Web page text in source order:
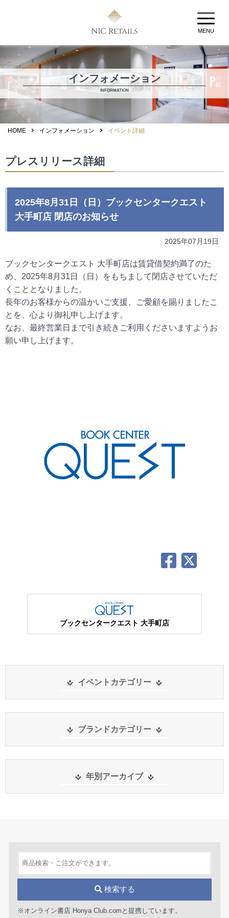
MENU
インフォメーション
INFORMATION
HOME インフォメーション イベント詳細
プレスリリース詳細
2025年8月31日（日）ブックセンタークエスト
大手町店 閉店のお知らせ
2025年07月19日
ブックセンタークエスト 大手町店は賃貸借契約満了のた
め、2025年8月31日（日）をもちまして閉店させていただ
くこととなりました。
長年のお客様からの温かいご支援、ご愛顧を賜りましたこ
とを、心より御礼申し上げます。
なお、最終営業日まで引き続きご利用くださいますようお
願い申し上げます。
ブックセンタークエスト 大手町店
イベントカテゴリー
ブランドカテゴリー
年別アーカイブ
検索する
※オンライン書店 Honya Club.comと提携しています。